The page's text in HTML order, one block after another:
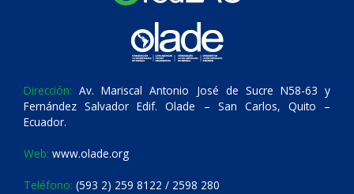
Dirección: Av. Mariscal Antonio José de Sucre N58-63 y
Fernández Salvador Edif. Olade – San Carlos, Quito –
Ecuador.
Web: www.olade.org
Teléfono: (593 2) 259 8122 / 2598 280